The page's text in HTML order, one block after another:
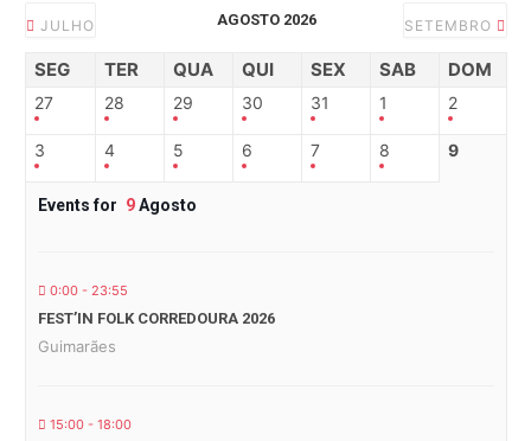
JULHO AGOSTO 2026 SETEMBRO
SEG TER QUA QUI SEX SAB DOM
27 28 29 30 31 1 2
3 4 5 6 7 8 9
Events for 9Agosto
0:00 - 23:55
FEST’IN FOLK CORREDOURA 2026
Guimarães
15:00 - 18:00